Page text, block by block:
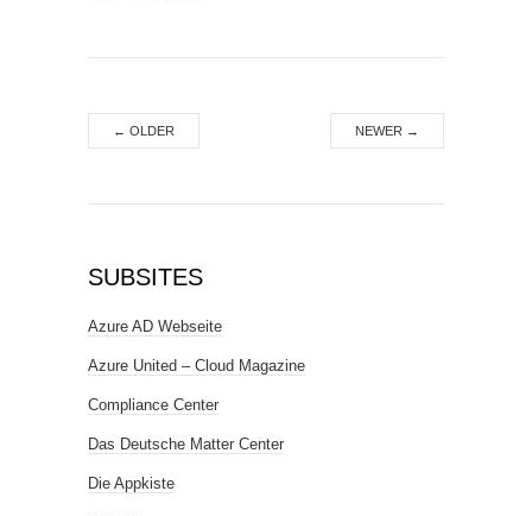
← OLDER NEWER →
SUBSITES
Azure AD Webseite
Azure United – Cloud Magazine
Compliance Center
Das Deutsche Matter Center
Die Appkiste